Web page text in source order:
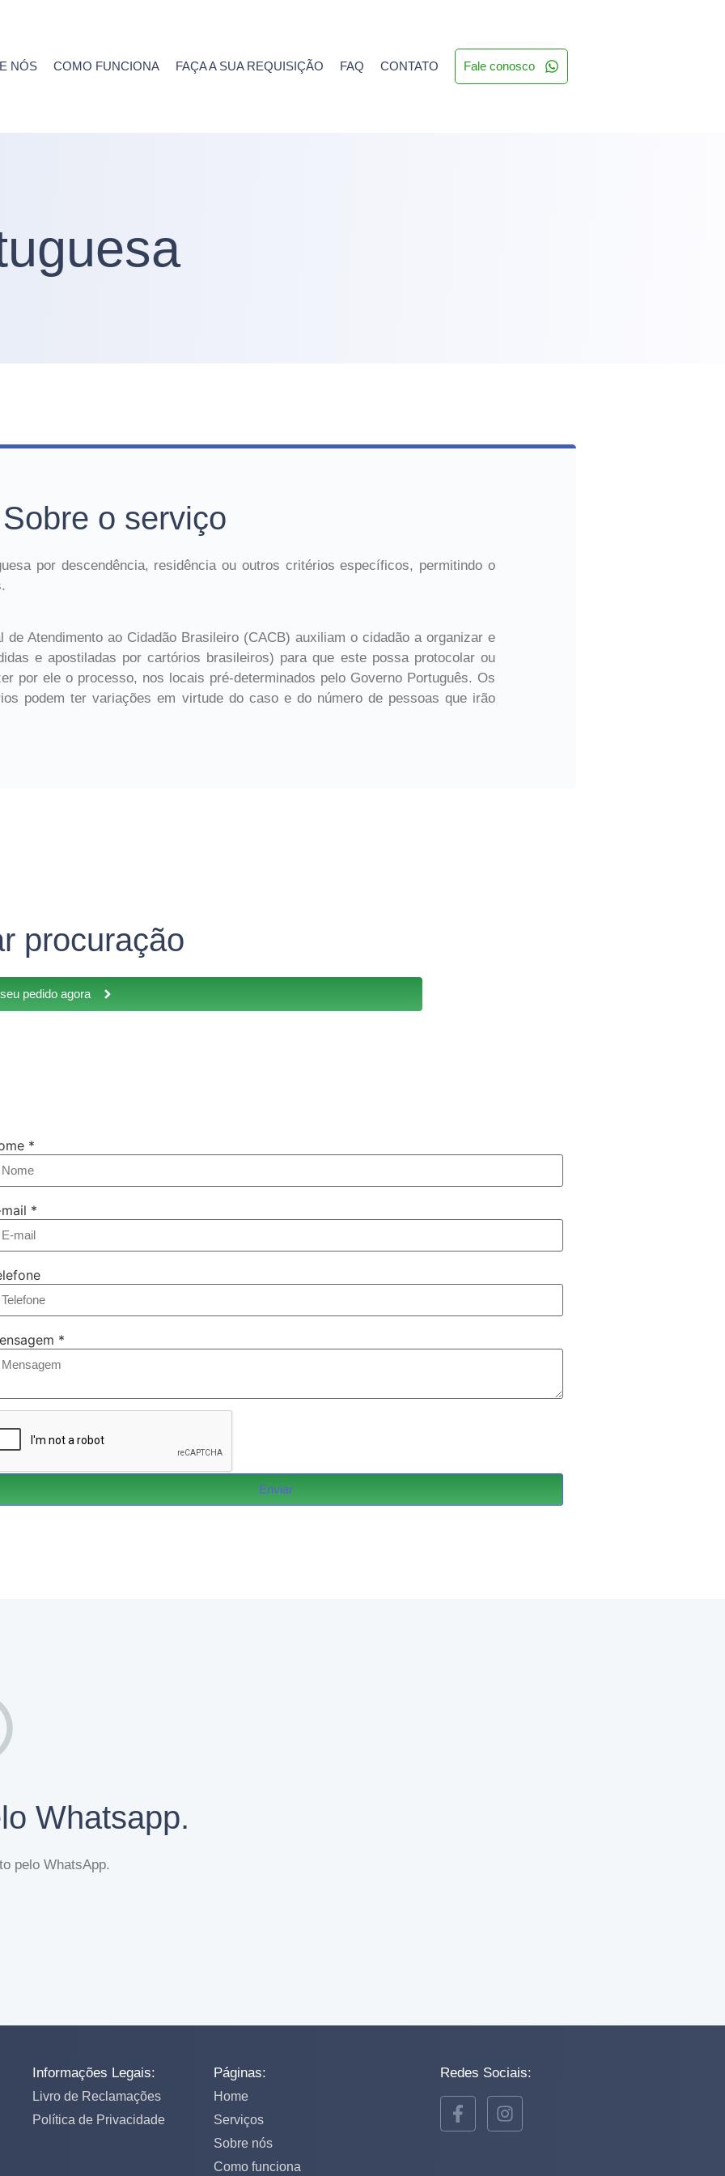
Fale conosco
NÓS COMO FUNCIONA FAÇA A SUA REQUISIÇÃO FAQ CONTATO
Sobre o serviço
por descendência, residência ou outros critérios específicos, permitindo o
Atendimento ao Cidadão Brasileiro (CACB) auxiliam o cidadão a organizar e
e apostiladas por cartórios brasileiros) para que este possa protocolar ou
por ele o processo, nos locais pré-determinados pelo Governo Português. Os
podem ter variações em virtude do caso e do número de pessoas que irão
procuração
pedido agora
*
*
*
Enviar
Whatsapp.
pelo WhatsApp.
Informações Legais:
Livro de Reclamações
Política de Privacidade
Páginas:
Home
Serviços
Sobre nós
Como funciona
Redes Sociais: